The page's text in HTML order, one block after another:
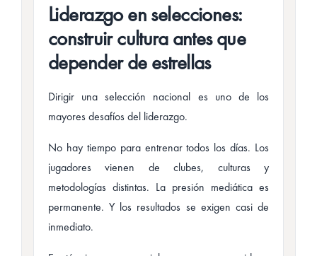
Liderazgo en selecciones:
construir cultura antes que
depender de estrellas
Dirigir una selección nacional es uno de los
mayores desafíos del liderazgo.
No hay tiempo para entrenar todos los días. Los
jugadores vienen de clubes, culturas y
metodologías distintas. La presión mediática es
permanente. Y los resultados se exigen casi de
inmediato.